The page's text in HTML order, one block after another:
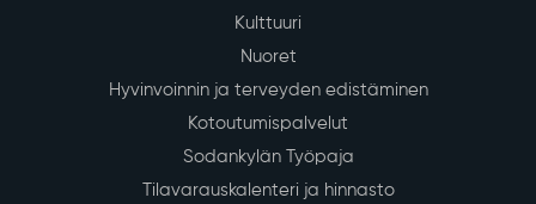
Kulttuuri
Nuoret
Hyvinvoinnin ja terveyden edistäminen
Kotoutumispalvelut
Sodankylän Työpaja
Tilavarauskalenteri ja hinnasto